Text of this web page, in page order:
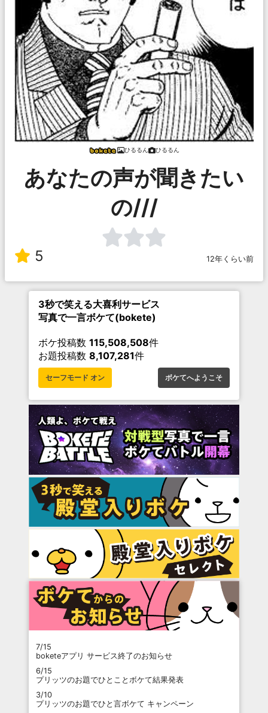
ひるるん ひるるん
あなたの声が聞きたい
の///
5 12年くらい前
3秒で笑える大喜利サービス
写真で一言ボケて(bokete)
ボケ投稿数 115,508,508件
お題投稿数 8,107,281件
セーフモード オン ボケてへようこそ
7/15
boketeアプリ サービス終了のお知らせ
6/15
プリッツのお題でひとことボケて結果発表
3/10
プリッツのお題でひと言ボケて キャンペーン